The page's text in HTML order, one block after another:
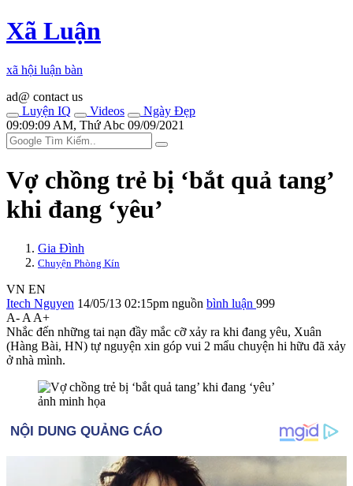
Xã Luận
xã hội luận bàn
ad@ contact us
Luyện IQ
Videos
Ngày Đẹp
09:09:09 AM, Thứ Abc 09/09/2021
Vợ chồng trẻ bị ‘bắt quả tang’
khi đang ‘yêu’
Gia Đình
Chuyện Phòng Kín
VN EN
Itech Nguyen 14/05/13 02:15pm nguồn bình luận 999
A- A A+
Nhắc đến những tai nạn đầy mắc cỡ xảy ra khi đang yêu, Xuân
(Hàng Bài, HN) tự nguyện xin góp vui 2 mẩu chuyện hi hữu đã xảy
ở nhà mình.
ảnh minh họa